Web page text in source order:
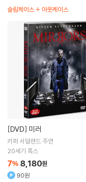
슬림케이스 + 아웃케이스
[DVD] 미러
키퍼 서덜랜드 주연
20세기 폭스
7% 8,180원
90원